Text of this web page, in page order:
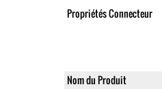
Propriétés Connecteur
Nom du Produit